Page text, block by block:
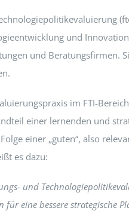
und
und Beratungsfirmen.
im FTI-
einer lernenden und
einer „guten“, also
es dazu:
und
eine bessere strategische